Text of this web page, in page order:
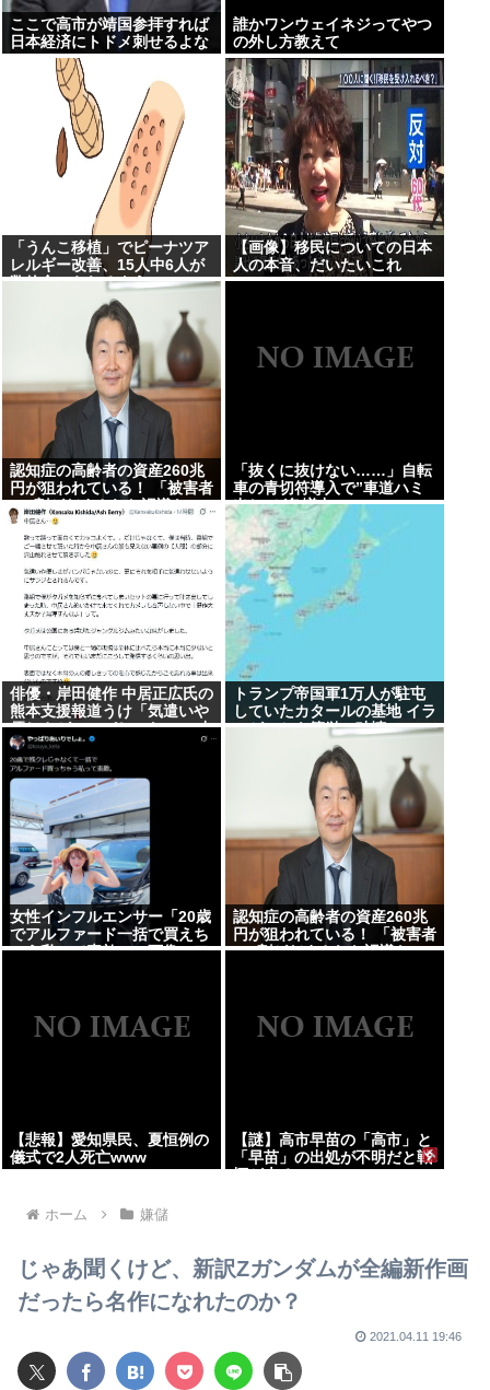
ここで高市が靖国参拝すれば
日本経済にトドメ刺せるよな
誰かワンウェイネジってやつ
の外し方教えて
「うんこ移植」でピーナツア
レルギー改善、15人中6人が
数粒食べられるように
【画像】移民についての日本
人の本音、だいたいこれ
www
認知症の高齢者の資産260兆
円が狙われている！ 「被害者
の8割がだまされた認識な
し」
「抜くに抜けない……」自転
車の青切符導入で”車道ハミ
出し”が急増中
俳優・岸田健作 中居正広氏の
熊本支援報道うけ「気遣いや
優しさがハンパじゃない」 中
居氏との思い出を回顧
トランプ帝国軍1万人が駐屯
していたカタールの基地 イラ
ンがいとも簡単に破壊
女性インフルエンサー「20歳
でアルファード一括で買えち
ゃう私って素敵」→画像にア
認知症の高齢者の資産260兆
円が狙われている！ 「被害者
の8割がだまされた認識な
【悲報】愛知県民、夏恒例の
儀式で2人死亡www
【謎】高市早苗の「高市」と
「早苗」の出処が不明だと戦
慄が走る
ホーム 嫌儲
じゃあ聞くけど、新訳Zガンダムが全編新作画
だったら名作になれたのか？
2021.04.11 19:46